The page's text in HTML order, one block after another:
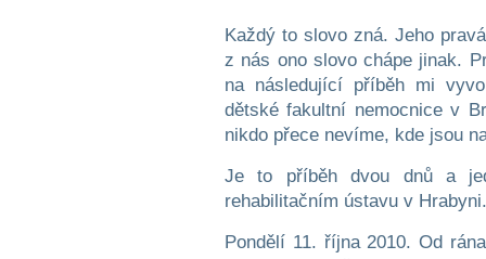
Každý to slovo zná. Jeho
z nás ono slovo chápe jinak.
na následující příběh mi
dětské fakultní nemocnice v
nikdo přece nevíme, kde jsou
Je to příběh dvou dnů a
rehabilitačním ústavu v
Pondělí 11. října 2010. Od